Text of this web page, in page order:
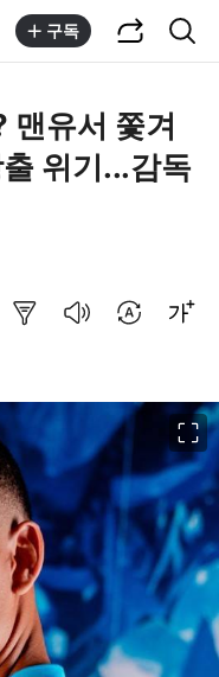
구독
맨유서 쫓겨
위기...감독